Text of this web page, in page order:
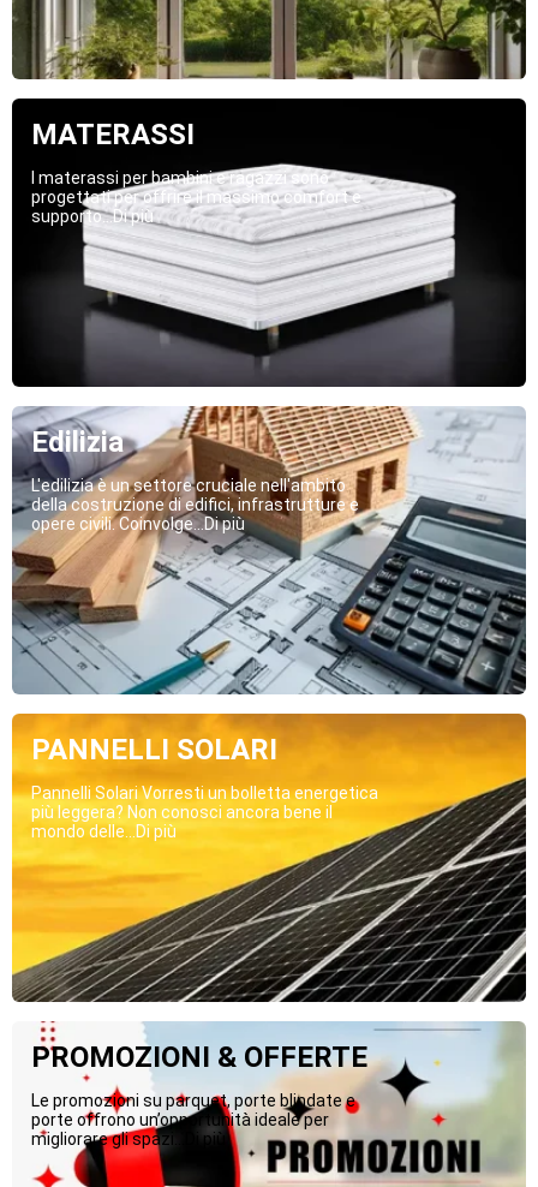
MATERASSI
I materassi per bambini e ragazzi sono
progettati per offrire il massimo comfort e
supporto...Di più
Edilizia
L'edilizia è un settore cruciale nell'ambito
della costruzione di edifici, infrastrutture e
opere civili. Coinvolge...Di più
PANNELLI SOLARI
Pannelli Solari Vorresti un bolletta energetica
più leggera? Non conosci ancora bene il
mondo delle...Di più
PROMOZIONI & OFFERTE
Le promozioni su parquet, porte blindate e
porte offrono un’opportunità ideale per
migliorare gli spazi...Di più